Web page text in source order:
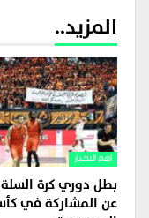
المزيد..
اهم الاخبار
بطل دوري كرة السلة
عن المشاركة في